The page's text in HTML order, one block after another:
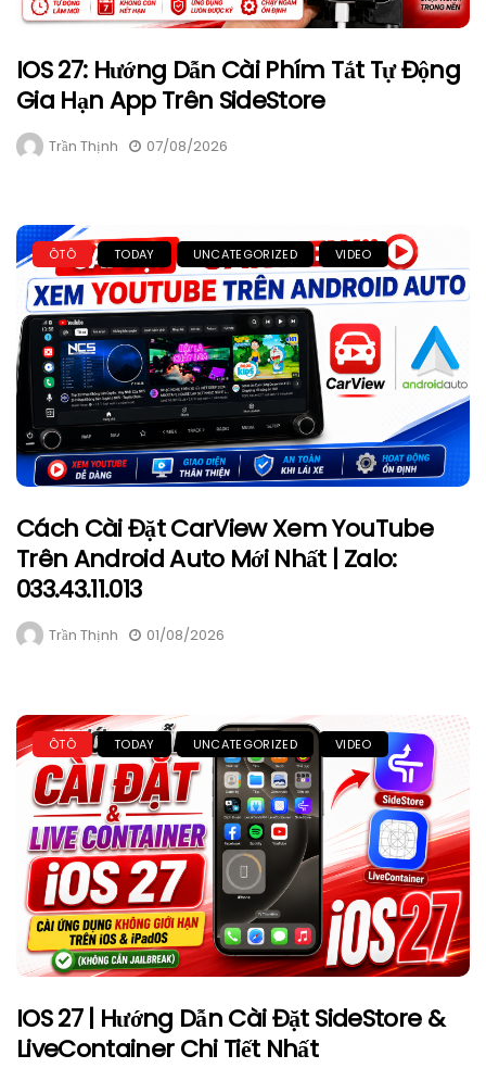
IOS 27: Hướng Dẫn Cài Phím Tắt Tự Động
Gia Hạn App Trên SideStore
Trần Thịnh 07/08/2026
ÔTÔ TODAY UNCATEGORIZED VIDEO
Cách Cài Đặt CarView Xem YouTube
Trên Android Auto Mới Nhất | Zalo:
033.43.11.013
Trần Thịnh 01/08/2026
ÔTÔ TODAY UNCATEGORIZED VIDEO
IOS 27 | Hướng Dẫn Cài Đặt SideStore &
LiveContainer Chi Tiết Nhất